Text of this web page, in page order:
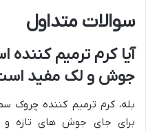
سوالات متداول
آیا کرم ترمیم
جوش و لک مفید
بله، کرم ترمیم کننده